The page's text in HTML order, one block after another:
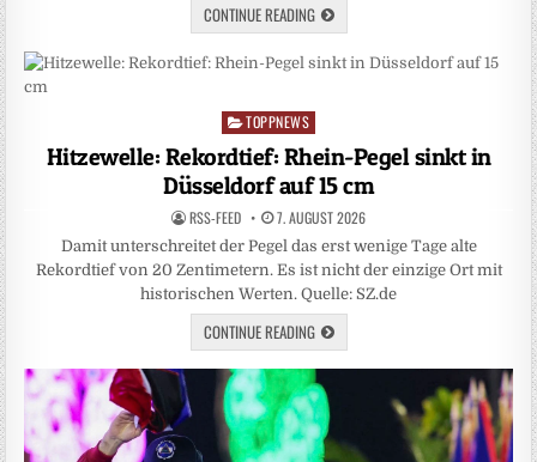
CONTINUE READING
Posted
in
TOPPNEWS
Hitzewelle: Rekordtief: Rhein-Pegel sinkt in
Düsseldorf auf 15 cm
RSS-FEED 7. AUGUST 2026
Damit unterschreitet der Pegel das erst wenige Tage alte
Rekordtief von 20 Zentimetern. Es ist nicht der einzige Ort mit
historischen Werten. Quelle: SZ.de
CONTINUE READING